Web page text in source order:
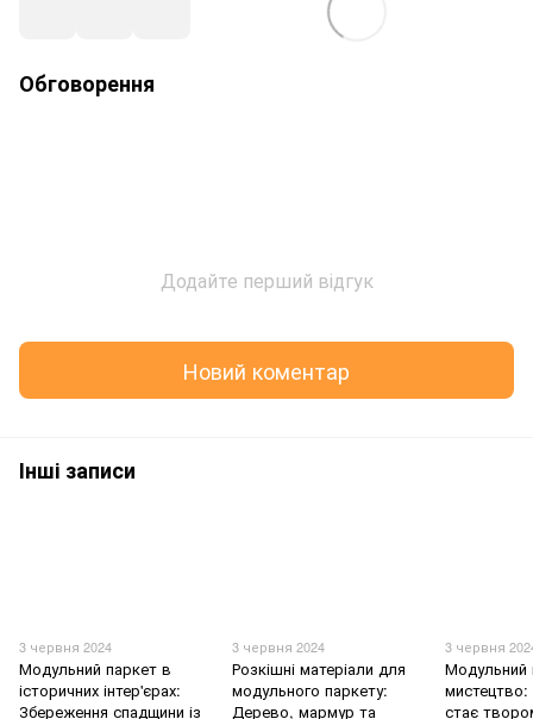
Обговорення
Додайте перший відгук
Новий коментар
Інші записи
3 червня 2024
Модульний паркет в
історичних інтер'єрах:
Збереження спадщини із
3 червня 2024
Розкішні матеріали для
модульного паркету:
Дерево, мармур та
3 червня
Модульний
мистецтво:
стає